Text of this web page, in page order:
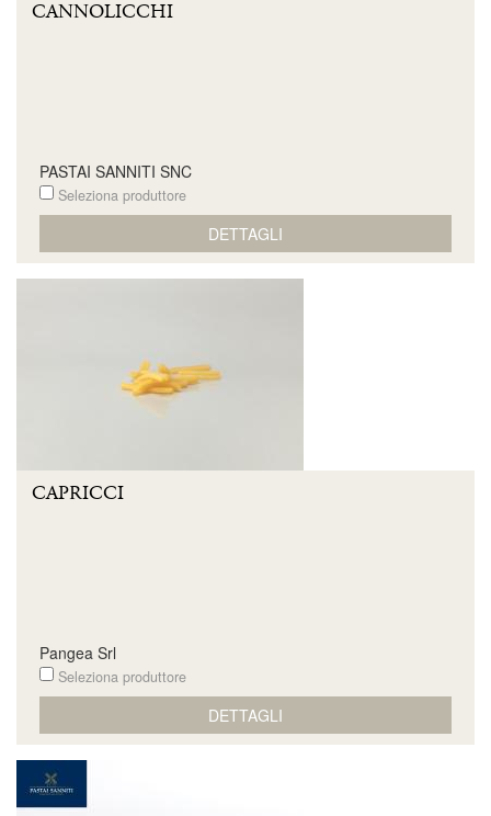
CANNOLICCHI
PASTAI SANNITI SNC
Seleziona produttore
DETTAGLI
CAPRICCI
Pangea Srl
Seleziona produttore
DETTAGLI